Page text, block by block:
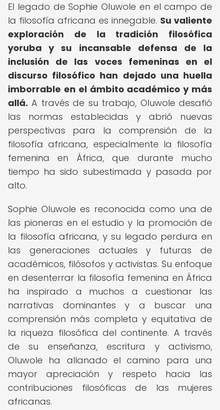
El legado de Sophie Oluwole en el campo de
la filosofía africana es innegable. Su valiente
exploración de la tradición filosófica
yoruba y su incansable defensa de la
inclusión de las voces femeninas en el
discurso filosófico han dejado una huella
imborrable en el ámbito académico y más
allá. A través de su trabajo, Oluwole desafió
las normas establecidas y abrió nuevas
perspectivas para la comprensión de la
filosofía africana, especialmente la filosofía
femenina en África, que durante mucho
tiempo ha sido subestimada y pasada por
alto.
Sophie Oluwole es reconocida como una de
las pioneras en el estudio y la promoción de
la filosofía africana, y su legado perdura en
las generaciones actuales y futuras de
académicos, filósofos y activistas. Su enfoque
en desenterrar la filosofía femenina en África
ha inspirado a muchos a cuestionar las
narrativas dominantes y a buscar una
comprensión más completa y equitativa de
la riqueza filosófica del continente. A través
de su enseñanza, escritura y activismo,
Oluwole ha allanado el camino para una
mayor apreciación y respeto hacia las
contribuciones filosóficas de las mujeres
africanas.